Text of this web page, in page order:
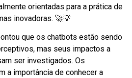
orientadas para a prática de
inovadoras. 🚀💡
que os chatbots estão sendo
mas seus impactos a
ser investigados. Os
a importância de conhecer a